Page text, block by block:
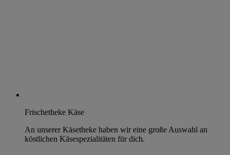
Frischetheke Käse
An unserer Käsetheke haben wir eine große Auswahl an
köstlichen Käsespezialitäten für dich.